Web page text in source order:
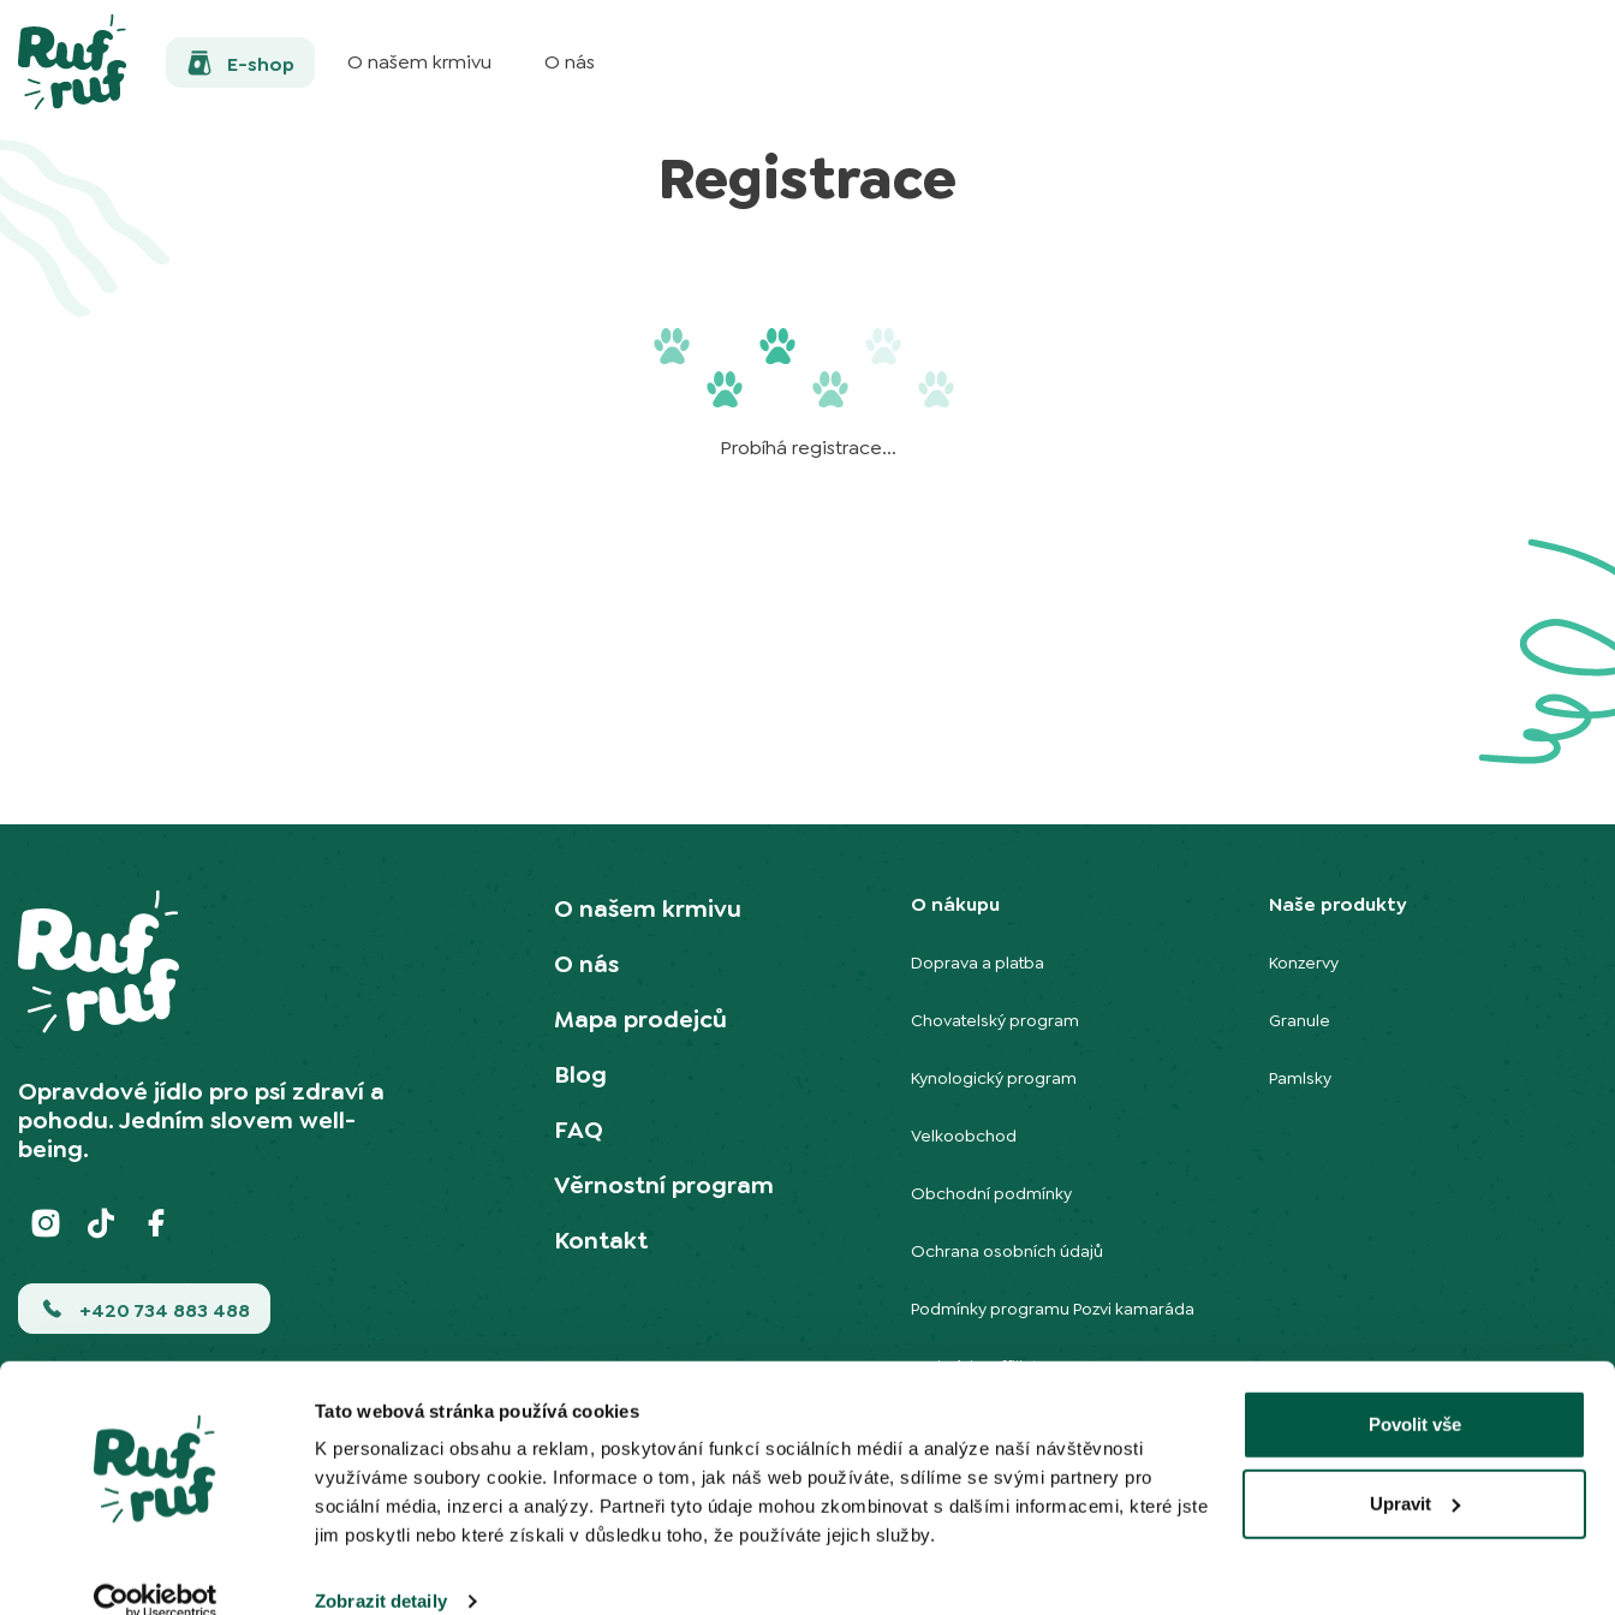
Tato webová stránka používá cookies
K personalizaci obsahu a reklam, poskytování funkcí sociálních médií a analýze naší návštěvnosti
využíváme soubory cookie. Informace o tom, jak náš web používáte, sdílíme se svými partnery pro
sociální média, inzerci a analýzy. Partneři tyto údaje mohou zkombinovat s dalšími informacemi, které jste
jim poskytli nebo které získali v důsledku toho, že používáte jejich služby.
Zobrazit detaily
Povolit vše
Upravit
E-shop O našem krmivu O nás
Registrace
Probíhá registrace...
Opravdové jídlo pro psí zdraví a
pohodu. Jedním slovem well-
being.
+420 734 883 488
O našem krmivu
O nás
Mapa prodejců
Blog
FAQ
Věrnostní program
Kontakt
O nákupu
Doprava a platba
Chovatelský program
Kynologický program
Velkoobchod
Obchodní podmínky
Ochrana osobních údajů
Podmínky programu Pozvi kamaráda
Podmínky affiliate programu eHUB
Naše produkty
Konzervy
Granule
Pamlsky